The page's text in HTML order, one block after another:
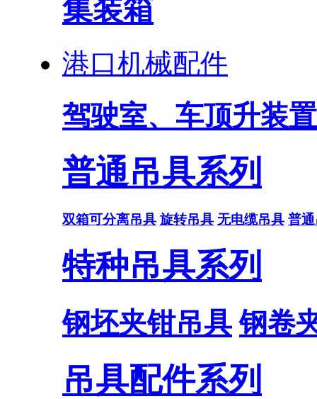
集装箱
港口机械配件
驾驶室、车顶升装置
普通吊具系列
双箱可分离吊具 旋转吊具 无电缆吊具 普
特种吊具系列
钢坯夹钳吊具 钢卷
吊具配件系列